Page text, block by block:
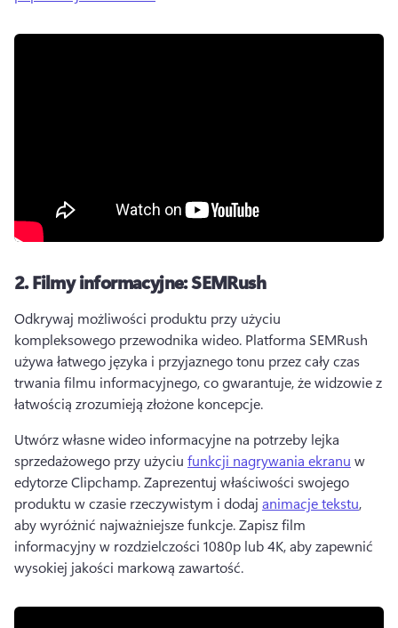
2.Filmy informacyjne: SEMRush
Odkrywaj możliwości produktu przy użyciu
kompleksowego przewodnika wideo. Platforma SEMRush
używa łatwego języka i przyjaznego tonu przez cały czas
trwania filmu informacyjnego, co gwarantuje, że widzowie z
łatwością zrozumieją złożone koncepcje.
Utwórz własne wideo informacyjne na potrzeby lejka
sprzedażowego przy użyciu funkcji nagrywania ekranu w
edytorze Clipchamp. Zaprezentuj właściwości swojego
produktu w czasie rzeczywistym i dodaj animacje tekstu,
aby wyróżnić najważniejsze funkcje. Zapisz film
informacyjny w rozdzielczości 1080p lub 4K, aby zapewnić
wysokiej jakości markową zawartość.